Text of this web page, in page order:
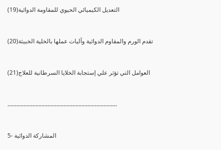
(19)التعديل الكيميائي الحيوي للمقاومة الدوائية
(20)تقدم الورم والمقاوم الدوائية وآليات عملها بالخلية الخبيثة
(21)العوامل التي تؤثر علي إستجابة الخلايا السرطانية للعلاج
..........................................................................
5- المشاركة الدوائية